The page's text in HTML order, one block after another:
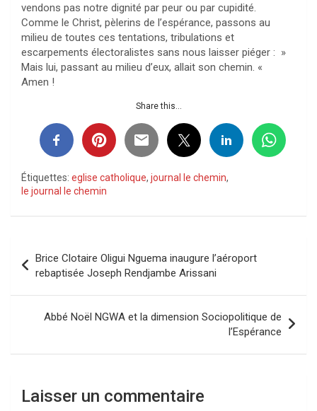
vendons pas notre dignité par peur ou par cupidité.
Comme le Christ, pèlerins de l’espérance, passons au
milieu de toutes ces tentations, tribulations et
escarpements électoralistes sans nous laisser piéger : »
Mais lui, passant au milieu d’eux, allait son chemin. «
Amen !
Share this...
Étiquettes: eglise catholique, journal le chemin,
le journal le chemin
de
l’article
Brice Clotaire Oligui Nguema inaugure l’aéroport
rebaptisée Joseph Rendjambe Arissani
Abbé Noël NGWA et la dimension Sociopolitique de
l’Espérance
Laisser un commentaire